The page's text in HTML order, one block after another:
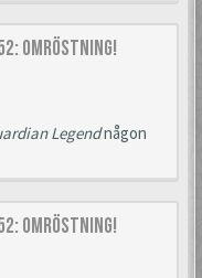
Omröstning!
Legendnågon
Omröstning!